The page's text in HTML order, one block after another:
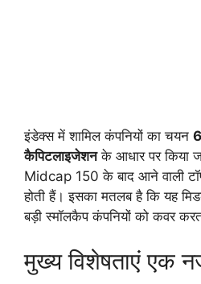
इंडेक्स में शामिल कंपनियों का चयन
कैपिटलाइजेशनके आधार पर किया
Midcap 150 के बाद आने वाली
होती हैं। इसका मतलब है कि यह
बड़ी स्मॉलकैप कंपनियों को कवर
मुख्य विशेषताएं एक